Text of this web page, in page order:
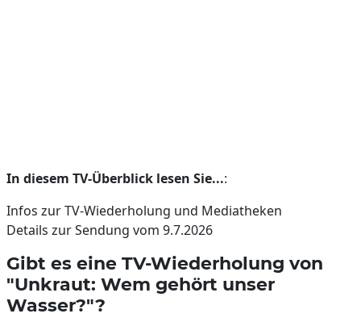
In diesem TV-Überblick lesen Sie...:
Infos zur TV-Wiederholung und Mediatheken
Details zur Sendung vom 9.7.2026
Gibt es eine TV-Wiederholung von
"Unkraut: Wem gehört unser
Wasser?"?